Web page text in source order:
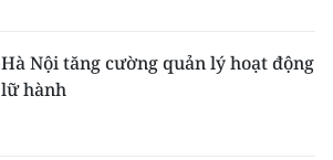
Hà Nội tăng cường quản lý hoạt động
lữ hành